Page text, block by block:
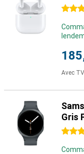
4.5
Avec
Gris
4.5